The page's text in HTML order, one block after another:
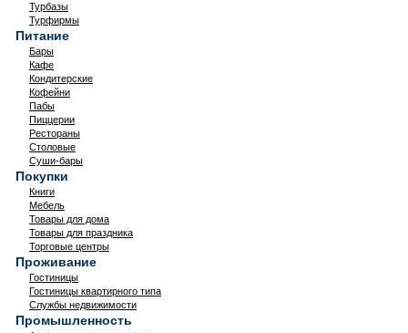
Турбазы
Турфирмы
Питание
Бары
Кафе
Кондитерские
Кофейни
Пабы
Пиццерии
Рестораны
Столовые
Суши-бары
Покупки
Книги
Мебель
Товары для дома
Товары для праздника
Торговые центры
Проживание
Гостиницы
Гостиницы квартирного типа
Службы недвижимости
Промышленность